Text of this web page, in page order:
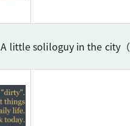
A little soliloguy in the city